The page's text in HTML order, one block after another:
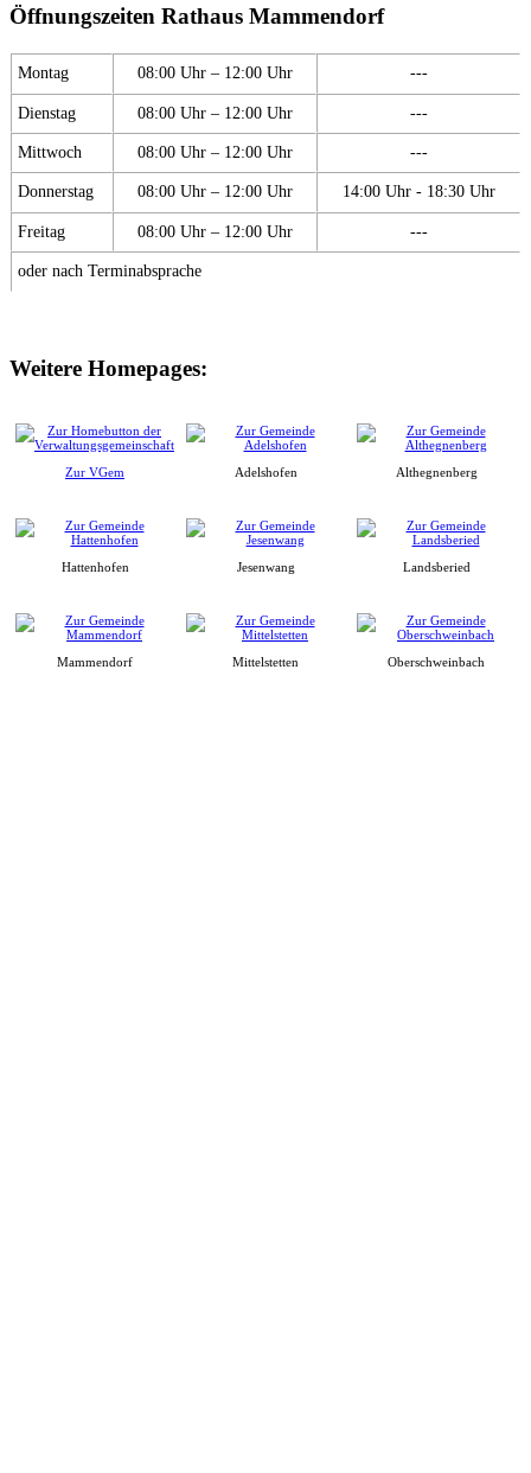
Öffnungszeiten Rathaus Mammendorf
Montag 08:00 Uhr – 12:00 Uhr ---
Dienstag 08:00 Uhr – 12:00 Uhr ---
Mittwoch 08:00 Uhr – 12:00 Uhr ---
Donnerstag 08:00 Uhr – 12:00 Uhr 14:00 Uhr - 18:30 Uhr
Freitag 08:00 Uhr – 12:00 Uhr ---
oder nach Terminabsprache
Weitere Homepages:
Zur VGem Adelshofen Althegnenberg
Hattenhofen Jesenwang Landsberied
Mammendorf Mittelstetten Oberschweinbach